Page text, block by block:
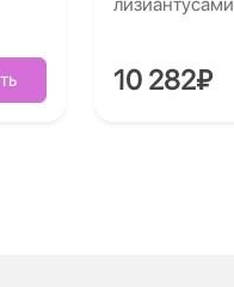
10 282₽